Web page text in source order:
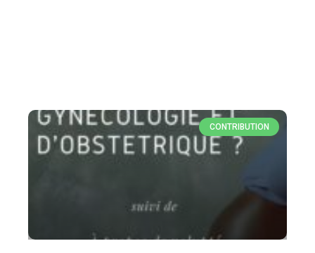
CONTRIBUTION